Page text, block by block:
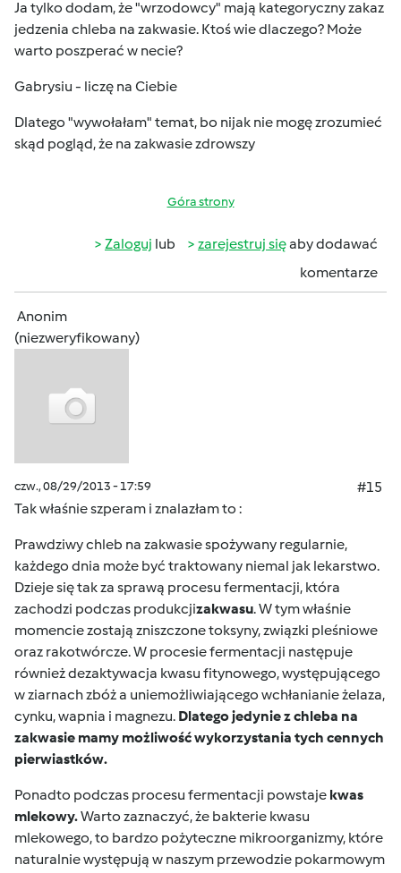
Ja tylko dodam, że "wrzodowcy" mają kategoryczny zakaz
jedzenia chleba na zakwasie. Ktoś wie dlaczego? Może
warto poszperać w necie?
Gabrysiu - liczę na Ciebie
Dlatego "wywołałam" temat, bo nijak nie mogę zrozumieć
skąd pogląd, że na zakwasie zdrowszy
Góra strony
Zaloguj lub zarejestruj sięaby dodawać
komentarze
Anonim
(niezweryfikowany)
czw., 08/29/2013 - 17:59
#15
Tak właśnie szperam i znalazłam to :
Prawdziwy chleb na zakwasie spożywany regularnie,
każdego dnia może być traktowany niemal jak lekarstwo.
Dzieje się tak za sprawą procesu fermentacji, która
zachodzi podczas produkcjizakwasu. W tym właśnie
momencie zostają zniszczone toksyny, związki pleśniowe
oraz rakotwórcze. W procesie fermentacji następuje
również dezaktywacja kwasu fitynowego, występującego
w ziarnach zbóż a uniemożliwiającego wchłanianie żelaza,
cynku, wapnia i magnezu. Dlatego jedynie z chleba na
zakwasie mamy możliwość wykorzystania tych cennych
pierwiastków.
Ponadto podczas procesu fermentacji powstaje kwas
mlekowy.Warto zaznaczyć, że bakterie kwasu
mlekowego, to bardzo pożyteczne mikroorganizmy, które
naturalnie występują w naszym przewodzie pokarmowym